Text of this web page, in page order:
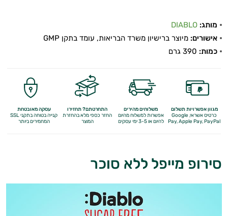
מותג: DIABLO
אישורים: מיוצר ברישיון משרד הבריאות, עומד בתקן GMP
כמות:
מגוון אפשרויות תשלום
כרטיס אשראי, Google
Pay,Apple Pay, PayPal
משלוחים מהירים
אפשרות למשלוח מהיום
להיום או 3-5 ימי עסקים
התחרטתם? תחזירו
החזר כספי מלאבהחזרת
המוצר
עסקה מאובטחת
קנייה בטוחה בתקני SSL
המחמירים ביותר
סירופ מייפל ללא סוכר